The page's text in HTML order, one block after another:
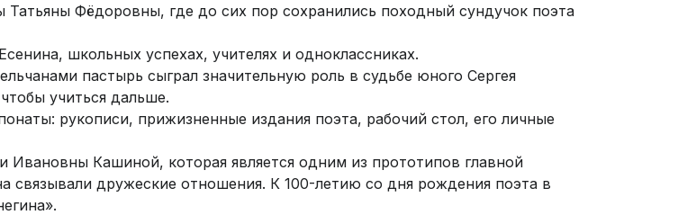
Фёдоровны, где до сих пор сохранились походный сундучок поэта
школьных успехах, учителях и одноклассниках.
пастырь сыграл значительную роль в судьбе юного Сергея
учиться дальше.
рукописи, прижизненные издания поэта, рабочий стол, его личные
Кашиной, которая является одним из прототипов главной
связывали дружеские отношения. К 100-летию со дня рождения поэта в